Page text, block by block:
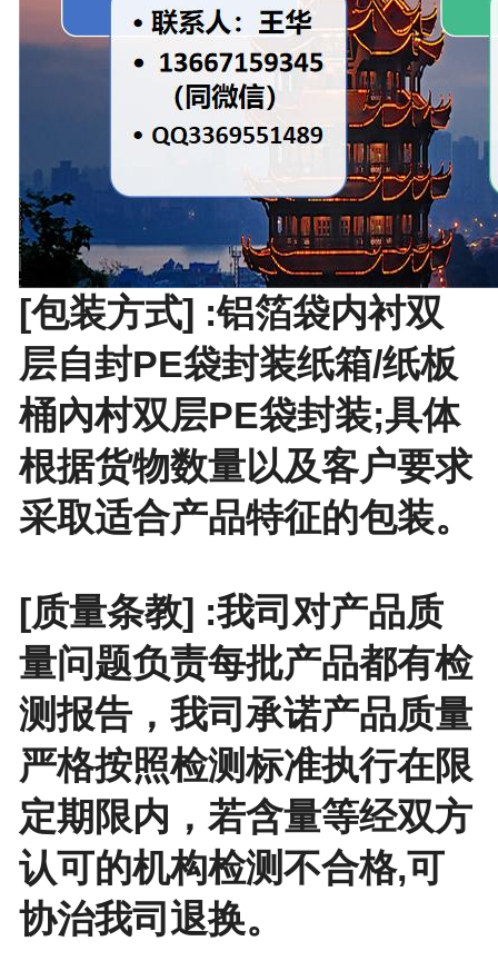
[包装方式] :铝箔袋内衬双
层自封PE袋封装纸箱/纸板
桶內村双层PE袋封装;具体
根据货物数量以及客户要求
采取适合产品特征的包装。
[质量条教] :我司对产品质
量问题负责每批产品都有检
测报告，我司承诺产品质量
严格按照检测标准执行在限
定期限内，若含量等经双方
认可的机构检测不合格,可
协治我司退换。